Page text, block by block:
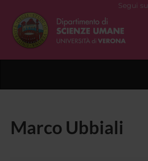
Segui su
Marco Ubbiali